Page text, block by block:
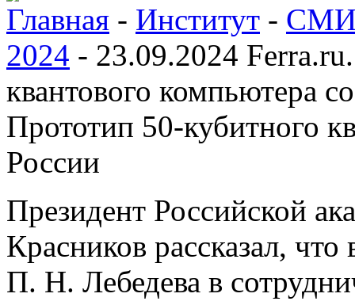
Главная - Институт - СМИ
2024 - 23.09.2024
квантового компьютера
Прототип 50-кубитного
России
Президент Российской
Красников рассказал,
П. Н. Лебедева в